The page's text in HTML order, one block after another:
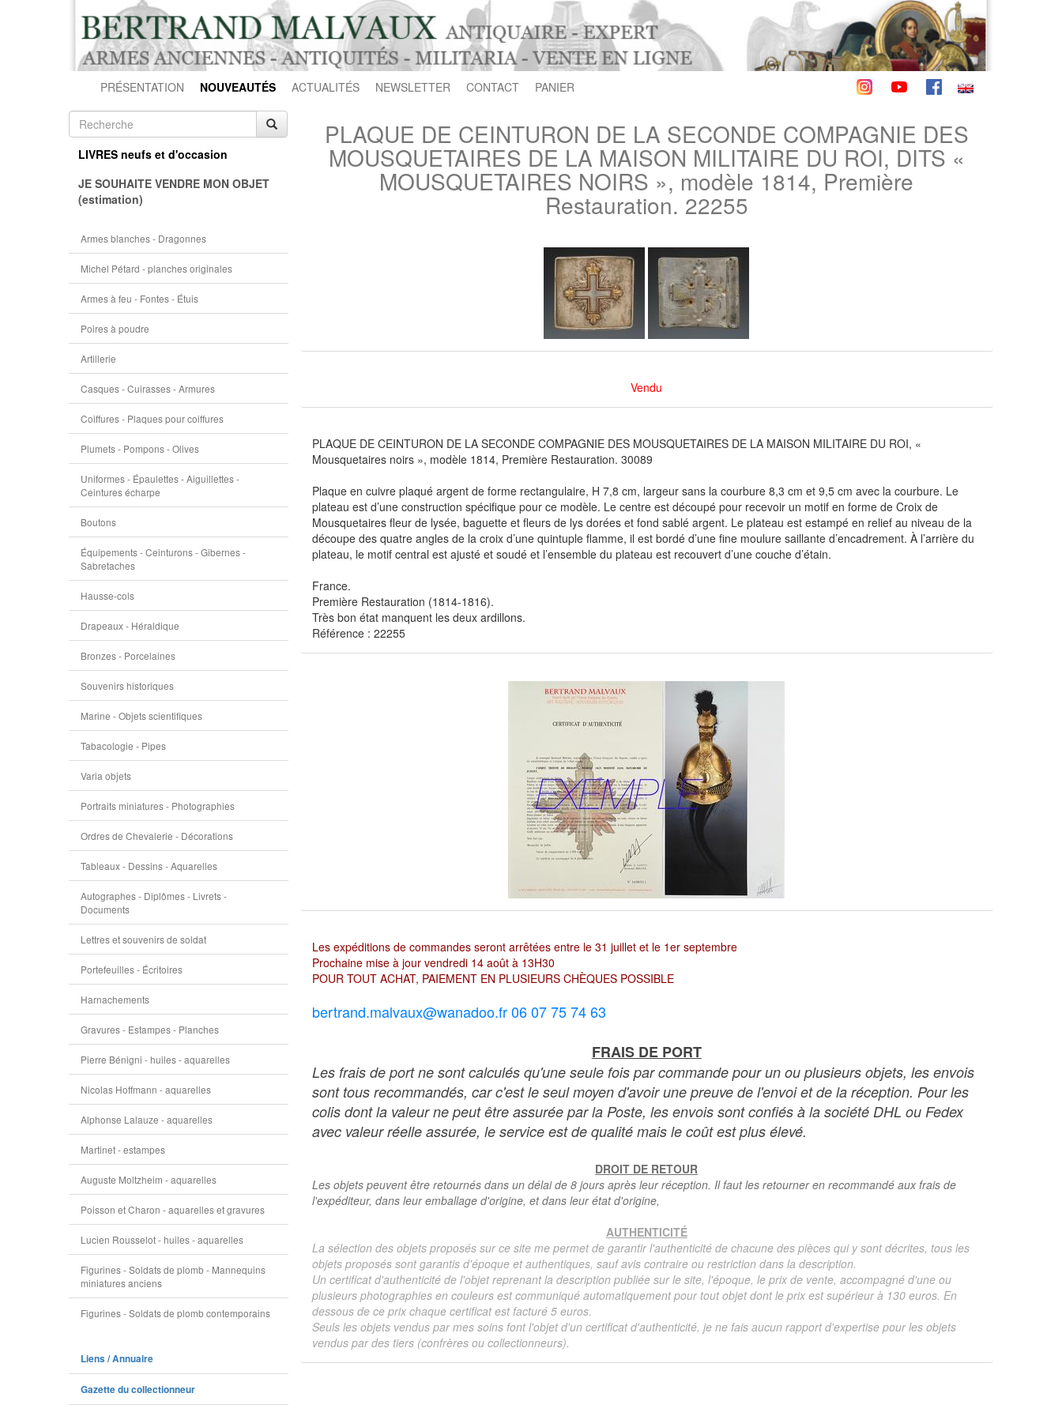
PRÉSENTATION NOUVEAUTÉS ACTUALITÉS NEWSLETTER CONTACT PANIER
LIVRES neufs et d'occasion
JE SOUHAITE VENDRE MON OBJET
(estimation)
Armes blanches - Dragonnes
Michel Pétard - planches originales
Armes à feu - Fontes - Étuis
Poires à poudre
Artillerie
Casques - Cuirasses - Armures
Coiffures - Plaques pour coiffures
Plumets - Pompons - Olives
Uniformes - Épaulettes - Aiguillettes -
Ceintures écharpe
Boutons
Équipements - Ceinturons - Gibernes -
Sabretaches
Hausse-cols
Drapeaux - Héraldique
Bronzes - Porcelaines
Souvenirs historiques
Marine - Objets scientifiques
Tabacologie - Pipes
Varia objets
Portraits miniatures - Photographies
Ordres de Chevalerie - Décorations
Tableaux - Dessins - Aquarelles
Autographes - Diplômes - Livrets -
Documents
Lettres et souvenirs de soldat
Portefeuilles - Écritoires
Harnachements
Gravures - Estampes - Planches
Pierre Bénigni - huiles - aquarelles
Nicolas Hoffmann - aquarelles
Alphonse Lalauze - aquarelles
Martinet - estampes
Auguste Moltzheim - aquarelles
Poisson et Charon - aquarelles et gravures
Lucien Rousselot - huiles - aquarelles
Figurines - Soldats de plomb - Mannequins
miniatures anciens
Figurines - Soldats de plomb contemporains
Liens / Annuaire
Gazette du collectionneur
PLAQUE DE CEINTURON DE LA SECONDE COMPAGNIE DES
MOUSQUETAIRES DE LA MAISON MILITAIRE DU ROI, DITS «
MOUSQUETAIRES NOIRS », modèle 1814, Première
Restauration. 22255
Vendu
PLAQUE DE CEINTURON DE LA SECONDE COMPAGNIE DES MOUSQUETAIRES DE LA MAISON MILITAIRE DU ROI, «
Mousquetaires noirs », modèle 1814, Première Restauration. 30089
Plaque en cuivre plaqué argent de forme rectangulaire, H 7,8 cm, largeur sans la courbure 8,3 cm et 9,5 cm avec la courbure. Le
plateau est d’une construction spécifique pour ce modèle. Le centre est découpé pour recevoir un motif en forme de Croix de
Mousquetaires fleur de lysée, baguette et fleurs de lys dorées et fond sablé argent. Le plateau est estampé en relief au niveau de la
découpe des quatre angles de la croix d’une quintuple flamme, il est bordé d’une fine moulure saillante d’encadrement. À l’arrière du
plateau, le motif central est ajusté et soudé et l’ensemble du plateau est recouvert d’une couche d’étain.
France.
Première Restauration (1814-1816).
Très bon état manquent les deux ardillons.
Référence : 22255
Les expéditions de commandes seront arrêtées entre le 31 juillet et le 1er septembre
Prochaine mise à jour vendredi 14 août à 13H30
POUR TOUT ACHAT, PAIEMENT EN PLUSIEURS CHÈQUES POSSIBLE
bertrand.malvaux@wanadoo.fr 06 07 75 74 63
FRAIS DE PORT
Les frais de port ne sont calculés qu'une seule fois par commande pour un ou plusieurs objets, les envois
sont tous recommandés, car c'est le seul moyen d'avoir une preuve de l'envoi et de la réception. Pour les
colis dont la valeur ne peut être assurée par la Poste, les envois sont confiés à la société DHL ou Fedex
avec valeur réelle assurée, le service est de qualité mais le coût est plus élevé.
DROIT DE RETOUR
Les objets peuvent être retournés dans un délai de 8 jours après leur réception. Il faut les retourner en recommandé aux frais de
l'expéditeur, dans leur emballage d'origine, et dans leur état d'origine,
AUTHENTICITÉ
La sélection des objets proposés sur ce site me permet de garantir l'authenticité de chacune des pièces qui y sont décrites, tous les
objets proposés sont garantis d'époque et authentiques, sauf avis contraire ou restriction dans la description.
Un certificat d'authenticité de l'objet reprenant la description publiée sur le site, l'époque, le prix de vente, accompagné d'une ou
plusieurs photographies en couleurs est communiqué automatiquement pour tout objet dont le prix est supérieur à 130 euros. En
dessous de ce prix chaque certificat est facturé 5 euros.
Seuls les objets vendus par mes soins font l'objet d'un certificat d'authenticité, je ne fais aucun rapport d'expertise pour les objets
vendus par des tiers (confrères ou collectionneurs).